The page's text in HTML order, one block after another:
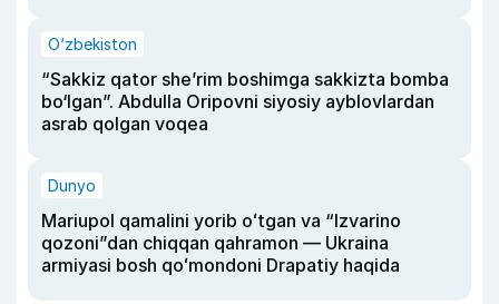
O‘zbekiston
“Sakkiz qator she’rim boshimga sakkizta bomba
bo‘lgan”. Abdulla Oripovni siyosiy ayblovlardan
asrab qolgan voqea
Dunyo
Mariupol qamalini yorib oʻtgan va “Izvarino
qozoni”dan chiqqan qahramon — Ukraina
armiyasi bosh qoʻmondoni Drapatiy haqida